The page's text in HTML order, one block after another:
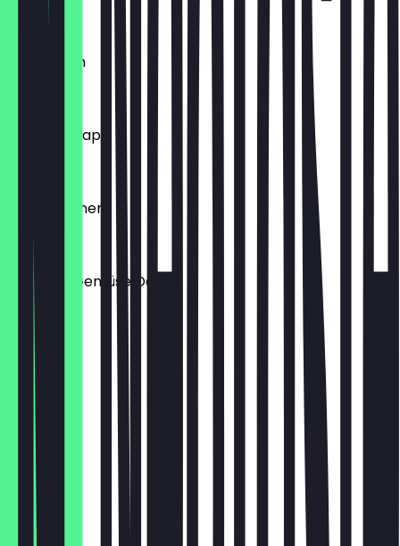
Lahmacum
Döner Kebap
Veggie Döner
€ 7,00
Chicken-Gemüse Döner
€ 6,98